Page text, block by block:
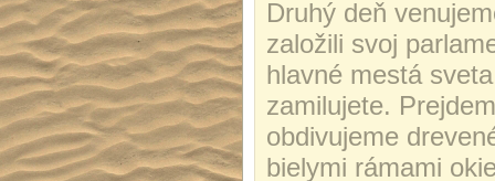
Druhý deň
založili svoj
hlavné mestá
zamilujete.
obdivujeme
bielymi rámami